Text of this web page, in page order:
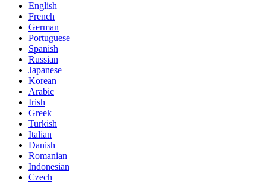
English
French
German
Portuguese
Spanish
Russian
Japanese
Korean
Arabic
Irish
Greek
Turkish
Italian
Danish
Romanian
Indonesian
Czech